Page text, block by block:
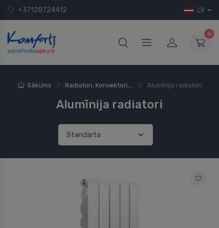
+37128724412 LV
0
Sākums Radiatori, Konvektori,... Alumīnija radiatori
Alumīnija radiatori